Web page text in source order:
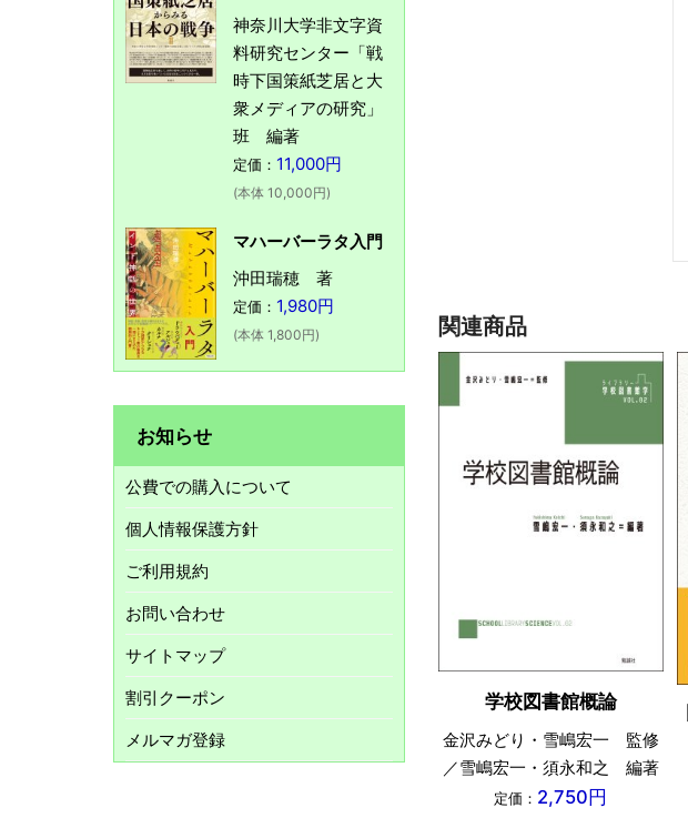
関連商品
学校図書館概論
金沢みどり・雪嶋宏一 監修
／雪嶋宏一・須永和之 編著
定価： 2,750円
神奈川大学非文字資
料研究センター「戦
時下国策紙芝居と大
衆メディアの研究」
班 編著
定価： 11,000円
(本体 10,000円)
マハーバーラタ入門
沖田瑞穂 著
定価： 1,980円
(本体 1,800円)
お知らせ
公費での購入について
個人情報保護方針
ご利用規約
お問い合わせ
サイトマップ
割引クーポン
メルマガ登録